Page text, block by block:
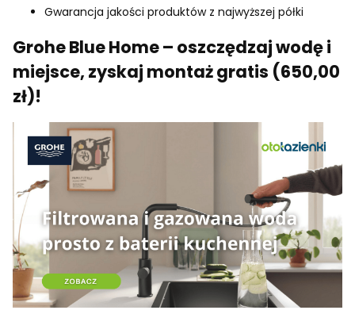
Gwarancja jakości produktów z najwyższej półki
Grohe Blue Home – oszczędzaj wodę i
miejsce, zyskaj montaż gratis (650,00
zł)!